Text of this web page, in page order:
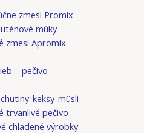
zmesi Promix
múky
zmesi Apromix
– pečivo
keksy-müsli
trvanlivé pečivo
chladené výrobky